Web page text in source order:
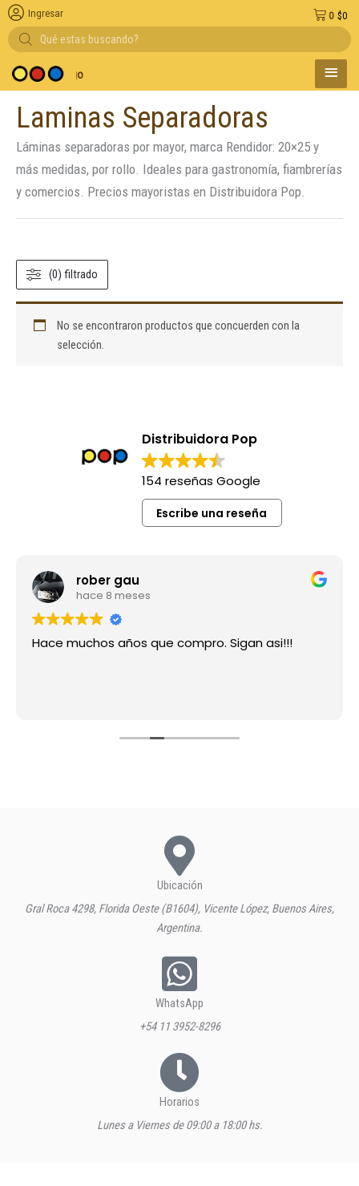
Búsqueda
de
productos
medio de pago
$0
0
Ingresar
MENÚ
Laminas Separadoras
Láminas separadoras por mayor, marca Rendidor: 20×25 y
más medidas, por rollo. Ideales para gastronomía, fiambrerías
y comercios. Precios mayoristas en Distribuidora Pop.
(0) filtrado
No se encontraron productos que concuerden con la
selección.
Distribuidora Pop
154 reseñas Google
Escribe una reseña
rober gau
hace 8 meses
Hace muchos años que compro. Sigan asi!!!
Ubicación
Gral Roca 4298, Florida Oeste (B1604), Vicente López, Buenos Aires,
Argentina.
WhatsApp
+54 11 3952-8296
Horarios
Lunes a Viernes de 09:00 a 18:00 hs.